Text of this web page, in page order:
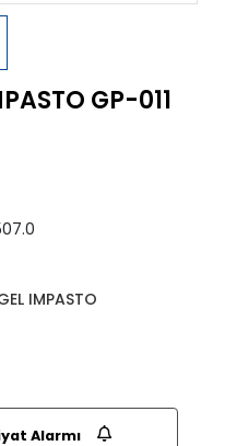
GP-011
IMPASTO
Alarmı